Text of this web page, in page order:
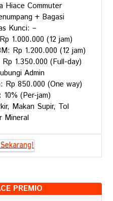
Hiace Commuter
+ Bagasi
Kunci: –
1.000.000 (12 jam)
Rp 1.200.000 (12 jam)
1.350.000 (Full-day)
Admin
Rp 850.000 (One way)
10% (Per-jam)
Makan Supir, Tol
Mineral
PREMIO